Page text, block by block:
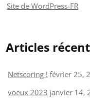
Site de WordPress-FR
Articles
Netscoring ! février 25,
voeux 2023 janvier 14,